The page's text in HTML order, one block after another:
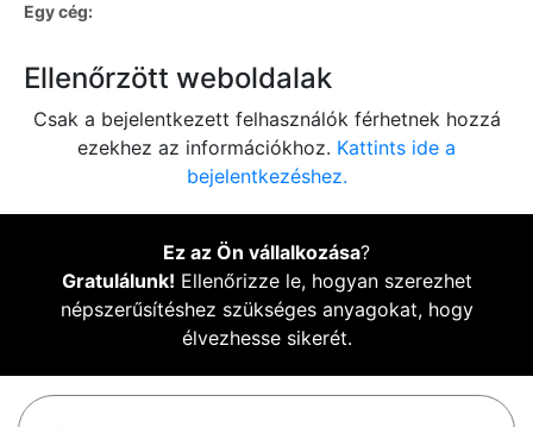
Egy cég:
Ellenőrzött weboldalak
Csak a bejelentkezett felhasználók férhetnek hozzá
ezekhez az információkhoz. Kattints ide a
bejelentkezéshez.
Ez az Ön vállalkozása?
Gratulálunk! Ellenőrizze le, hogyan szerezhet
népszerűsítéshez szükséges anyagokat, hogy
élvezhesse sikerét.